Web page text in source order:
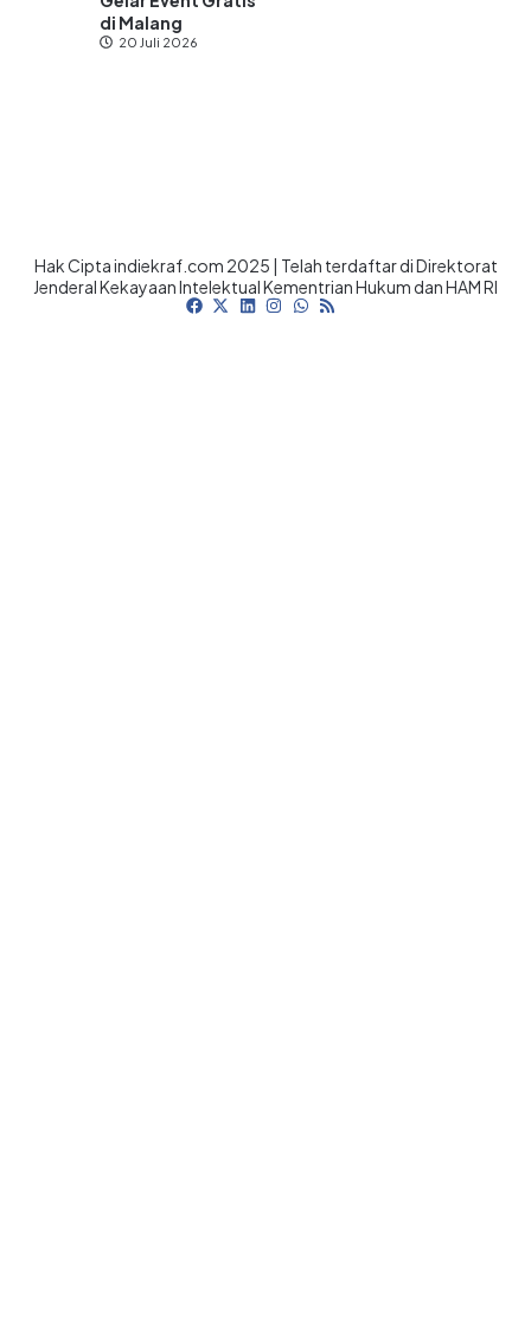
di Malang
20 Juli 2026
Hak Cipta indiekraf.com 2025 | Telah terdaftar di Direktorat
Jenderal Kekayaan Intelektual Kementrian Hukum dan HAM RI